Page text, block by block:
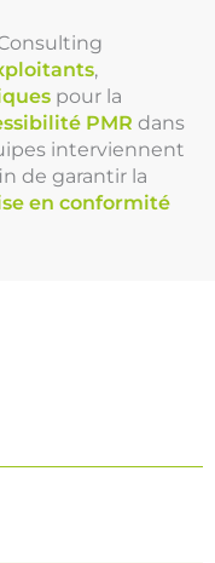
,
pour la
PMR dans
interviennent
de garantir la
en conformité